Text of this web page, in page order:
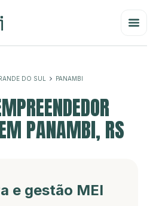
DO SUL PANAMBI
PANAMBI, RS
e gestão MEI